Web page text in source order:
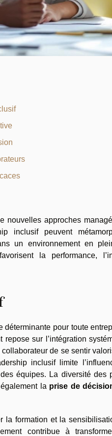
nouvelles approches
inclusif peuvent
un environnement en
la performance,
pour toute
sur l’intégration
de se sentir
inclusif limite
équipes. La diversité des
la prise de
la formation et la
contribue à